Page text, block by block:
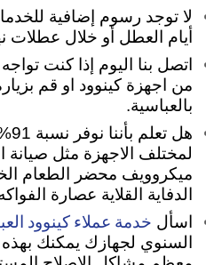
لا توجد رسوم إضافية
أيام العطل أو خلال عطلات
اتصل بنا اليوم إذا كنت
من اجهزة كينوود او قم
بالعباسية.
هل
لمختلف الاجهزة مثل
ميكروويف محضر الطعام
الدفاية القلاية عصارة
اسأل خدمة عملاء كينوود
السنوي لجهازك يمكنك